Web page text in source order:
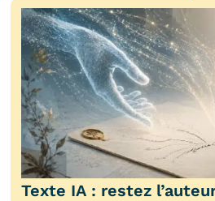
Texte IA : restez